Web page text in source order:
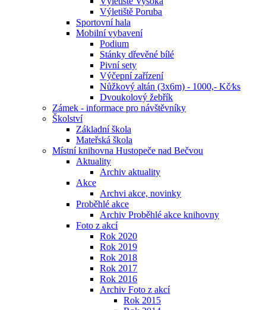
Výletiště Poruba
Sportovní hala
Mobilní vybavení
Podium
Stánky dřevěné bílé
Pivní sety
Výčepní zařízení
Nůžkový altán (3x6m) - 1000,- Kč⁄ks
Dvoukolový žebřík
Zámek - informace pro návštěvníky
Školství
Základní škola
Mateřská škola
Místní knihovna Hustopeče nad Bečvou
Aktuality
Archiv aktuality
Akce
Archvi akce, novinky
Proběhlé akce
Archiv Proběhlé akce knihovny
Foto z akcí
Rok 2020
Rok 2019
Rok 2018
Rok 2017
Rok 2016
Archiv Foto z akcí
Rok 2015